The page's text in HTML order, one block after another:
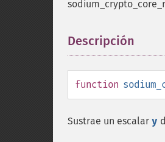
Descripción
function
Sustrae un escalar y